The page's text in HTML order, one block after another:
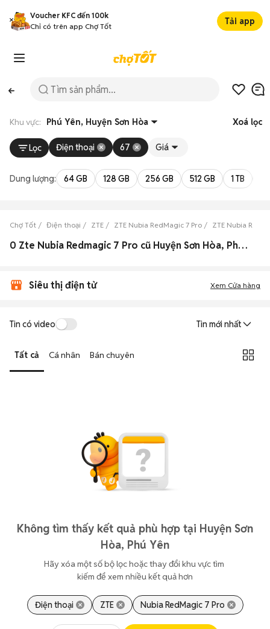
Voucher KFC đến 100k
Chỉ có trên app Chợ Tốt
Tải app
Khu vực: Phú Yên, Huyện Sơn Hòa Xoá lọc
Lọc Điện thoại 67 Giá
Dung lượng: 64 GB 128 GB 256 GB 512 GB 1 TB
Chợ Tốt Điện thoại ZTE ZTE Nubia RedMagic 7 Pro ZTE Nubia
0 Zte Nubia Redmagic 7 Pro cũ Huyện Sơn Hòa, Phú Yên đẹp
Siêu thị điện tử Xem Cửa hàng
Tin có video Tin mới nhất
Tất cả Cá nhân Bán chuyên
Không tìm thấy kết quả phù hợp tại Huyện Sơn
Hòa, Phú Yên
Hãy xóa một số bộ lọc hoặc thay đổi khu vực tìm
kiếm để xem nhiều kết quả hơn
Điện thoại ZTE Nubia RedMagic 7 Pro